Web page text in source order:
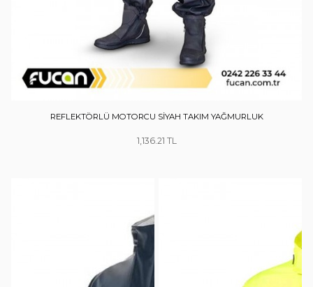
REFLEKTÖRLÜ MOTORCU SİYAH TAKIM YAĞMURLUK
1,136.21